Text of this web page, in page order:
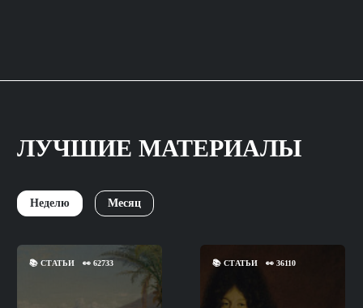
ЛУЧШИЕ МАТЕРИАЛЫ
Неделю Месяц
📚 СТАТЬИ 👀 62733 📚СТАТЬИ 👀36110